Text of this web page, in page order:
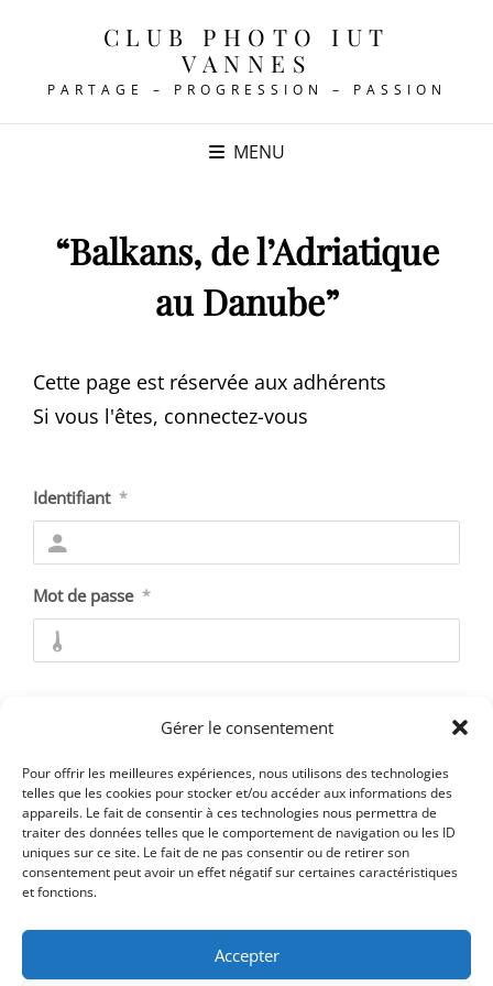
Gérer le consentement
Pour offrir les meilleures expériences, nous utilisons des technologies
telles que les cookies pour stocker et/ou accéder aux informations des
appareils. Le fait de consentir à ces technologies nous permettra de
traiter des données telles que le comportement de navigation ou les ID
uniques sur ce site. Le fait de ne pas consentir ou de retirer son
consentement peut avoir un effet négatif sur certaines caractéristiques
et fonctions.
Accepter
CLUB PHOTO IUT
VANNES
PARTAGE – PROGRESSION – PASSION
MENU
“Balkans, de l’Adriatique
au Danube”
Cette page est réservée aux adhérents
Si vous l'êtes, connectez-vous
Identifiant *
Mot de passe *
Mot de passe oublié ?